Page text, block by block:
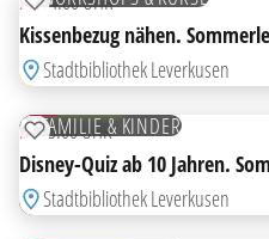
ZUR MERKLISTE HINZUFÜGEN
Kissenbezug nähen.
Stadtbibliothek Leverkusen
18
FAMILIE & KINDER
ZUR MERKLISTE HINZUFÜGEN
DI15:00 UHR
Disney-Quiz ab 10 Jahren.
Stadtbibliothek Leverkusen
18